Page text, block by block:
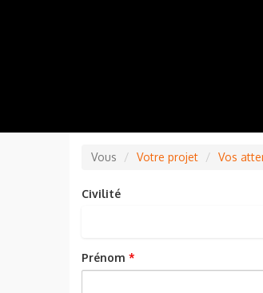
Vous Votre projet Vos
Civilité
Prénom *